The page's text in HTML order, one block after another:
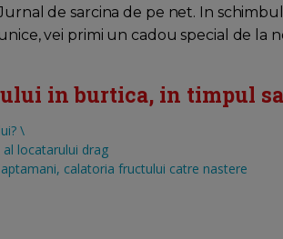
de sarcina de pe net. In
unice, vei primi un cadou special de la
in burtica, in timpul
\
locatarului drag
calatoria fructului catre nastere